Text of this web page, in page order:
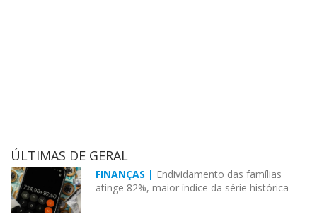
ÚLTIMAS DE GERAL
FINANÇAS | Endividamento das famílias
atinge 82%, maior índice da série histórica